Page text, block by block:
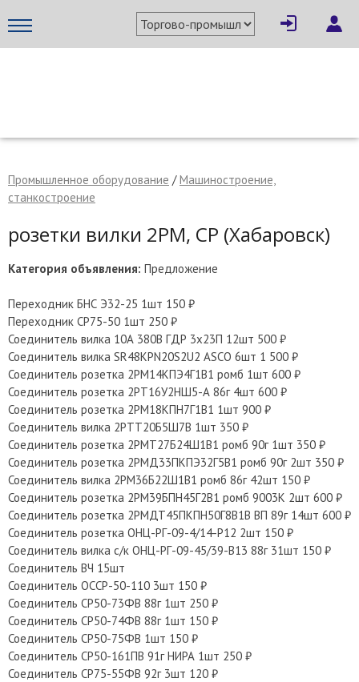
Промышленное оборудование /Машиностроение,
станкостроение
розетки вилки 2РМ, СР (Хабаровск)
Категория объявления: Предложение
Переходник БНС Э32-25 1шт 150 ₽
Переходник СР75-50 1шт 250 ₽
Соединитель вилка 10А 380В ГДР 3х23П 12шт 500 ₽
Соединитель вилка SR48KPN20S2U2 ASCO 6шт 1 500 ₽
Соединитель розетка 2РМ14КПЭ4Г1В1 ромб 1шт 600 ₽
Соединитель розетка 2РТ16У2НШ5-А 86г 4шт 600 ₽
Соединитель розетка 2РМ18КПН7Г1В1 1шт 900 ₽
Соединитель вилка 2РТТ20Б5Ш7В 1шт 350 ₽
Соединитель розетка 2РМТ27Б24Ш1В1 ромб 90г 1шт 350 ₽
Соединитель розетка 2РМД33ПКПЭ32Г5В1 ромб 90г 2шт 350 ₽
Соединитель вилка 2РМ36Б22Ш1В1 ромб 86г 42шт 150 ₽
Соединитель розетка 2РМ39БПН45Г2В1 ромб 9003К 2шт 600 ₽
Соединитель розетка 2РМДТ45ПКПН50Г8В1В ВП 89г 14шт 600 ₽
Соединитель розетка ОНЦ-РГ-09-4/14-Р12 2шт 150 ₽
Соединитель вилка с/к ОНЦ-РГ-09-45/39-В13 88г 31шт 150 ₽
Соединитель ВЧ 15шт
Соединитель ОССР-50-110 3шт 150 ₽
Соединитель СР50-73ФВ 88г 1шт 250 ₽
Соединитель СР50-74ФВ 88г 1шт 150 ₽
Соединитель СР50-75ФВ 1шт 150 ₽
Соединитель СР50-161ПВ 91г НИРА 1шт 250 ₽
Соединитель СР75-55ФВ 92г 3шт 120 ₽
× Написать поставщику
Отмена Отправить сообщение